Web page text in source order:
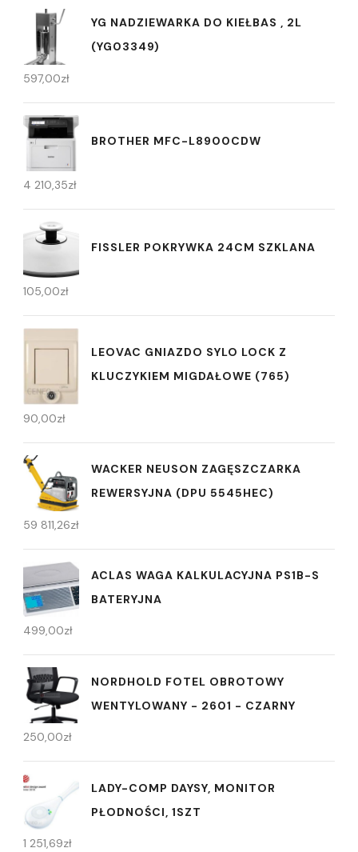
YG NADZIEWARKA DO KIEŁBAS , 2L
(YG03349)
597,00zł
BROTHER MFC-L8900CDW
4 210,35zł
FISSLER POKRYWKA 24CM SZKLANA
105,00zł
LEOVAC GNIAZDO SYLO LOCK Z
KLUCZYKIEM MIGDAŁOWE (765)
90,00zł
WACKER NEUSON ZAGĘSZCZARKA
REWERSYJNA (DPU 5545HEC)
59 811,26zł
ACLAS WAGA KALKULACYJNA PS1B-S
BATERYJNA
499,00zł
NORDHOLD FOTEL OBROTOWY
WENTYLOWANY - 2601 - CZARNY
250,00zł
LADY-COMP DAYSY, MONITOR
PŁODNOŚCI, 1SZT
1 251,69zł